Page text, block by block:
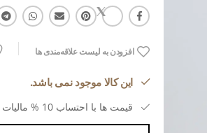
افزودن به لیست علاقه‌مندی ها
این کالا موجود نمی باشد.
قیمت ها با احتساب 10 % مالیات بر ارزش افزوده می باشد.